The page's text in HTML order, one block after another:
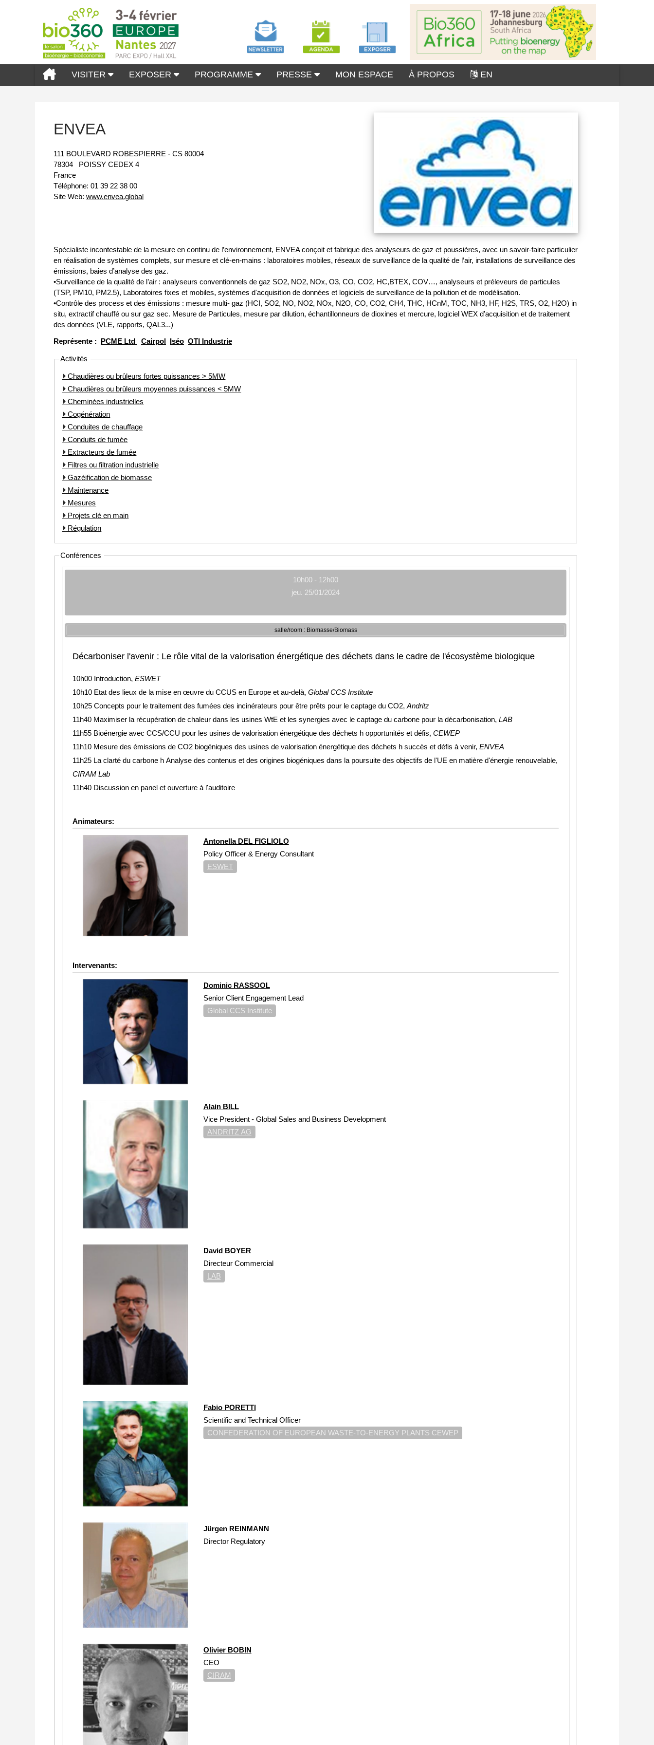
VISITER EXPOSER PROGRAMME PRESSE MON ESPACE À PROPOS EN
ENVEA
111 BOULEVARD ROBESPIERRE - CS 80004
78304
POISSY CEDEX 4
France
Téléphone: 01 39 22 38 00
Site Web: www.envea.global
Spécialiste incontestable de la mesure en continu de l’environnement, ENVEA conçoit et fabrique des analyseurs de gaz et poussières, avec un savoir-faire particulier
en réalisation de systèmes complets, sur mesure et clé-en-mains : laboratoires mobiles, réseaux de surveillance de la qualité de l’air, installations de surveillance des
émissions, baies d’analyse des gaz.
•Surveillance de la qualité de l’air : analyseurs conventionnels de gaz SO2, NO2, NOx, O3, CO, CO2, HC,BTEX, COV…, analyseurs et préleveurs de particules
(TSP, PM10, PM2.5), Laboratoires fixes et mobiles, systèmes d'acquisition de données et logiciels de surveillance de la pollution et de modélisation.
•Contrôle des process et des émissions : mesure multi- gaz (HCI, SO2, NO, NO2, NOx, N2O, CO, CO2, CH4, THC, HCnM, TOC, NH3, HF, H2S, TRS, O2, H2O) in
situ, extractif chauffé ou sur gaz sec. Mesure de Particules, mesure par dilution, échantillonneurs de dioxines et mercure, logiciel WEX d’acquisition et de traitement
des données (VLE, rapports, QAL3...)
Représente : PCME Ltd Cairpol Iséo OTI Industrie
Activités
Chaudières ou brûleurs fortes puissances > 5MW
Chaudières ou brûleurs moyennes puissances < 5MW
Cheminées industrielles
Cogénération
Conduites de chauffage
Conduits de fumée
Extracteurs de fumée
Filtres ou filtration industrielle
Gazéification de biomasse
Maintenance
Mesures
Projets clé en main
Régulation
Conférences
10h00 - 12h00
jeu. 25/01/2024
salle/room : Biomasse/Biomass
Décarboniser l'avenir : Le rôle vital de la valorisation énergétique des déchets dans le cadre de l'écosystème biologique
10h00 Introduction,ESWET
10h10 Etat des lieux de la mise en œuvre du CCUS en Europe et au-delà,Global CCS Institute
10h25Concepts pour le traitement des fumées des incinérateurs pour être prêts pour le captage du CO2,Andritz
11h40 Maximiser la récupération de chaleur dans les usines WtE et les synergies avec le captage du carbone pour la décarbonisation,LAB
11h55 Bioénergie avec CCS/CCU pour les usines de valorisation énergétique des déchets h opportunités et défis,CEWEP
11h10 Mesure des émissions de CO2 biogéniques des usines de valorisation énergétique des déchets h succès et défis à venir,ENVEA
11h25 La clarté du carbone h Analyse des contenus et des origines biogéniques dans la poursuite des objectifs de l'UE en matière d'énergie renouvelable,
CIRAM Lab
11h40 Discussion en panel et ouverture à l'auditoire
Animateurs:
Antonella DEL FIGLIOLO
Policy Officer & Energy Consultant
ESWET
Intervenants:
Dominic RASSOOL
Senior Client Engagement Lead
Global CCS Institute
Alain BILL
Vice President - Global Sales and Business Development
ANDRITZ AG
David BOYER
Directeur Commercial
LAB
Fabio PORETTI
Scientific and Technical Officer
CONFEDERATION OF EUROPEAN WASTE-TO-ENERGY PLANTS CEWEP
Jürgen REINMANN
Director Regulatory
Olivier BOBIN
CEO
CIRAM